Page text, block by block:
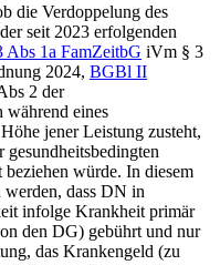
die Verdoppelung des
seit 2023 erfolgenden
Abs 1a FamZeitbG iVm § 3
2024, BGBl II
2 der
eines
jener Leistung zusteht,
gesundheitsbedingten
würde. In diesem
werden, dass DN in
infolge Krankheit primär
den DG) gebührt und nur
das Krankengeld (zu